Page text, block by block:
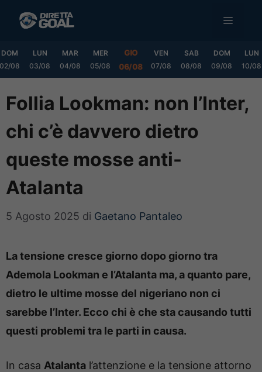
MENU
DOM
02/08
LUN
03/08
MAR
04/08
MER
05/08
GIO
06/08
VEN
07/08
SAB
08/08
DOM
09/08
LUN
10/08
Follia Lookman: non l’Inter,
chi c’è davvero dietro
queste mosse anti-
Atalanta
5 Agosto 2025 di Gaetano Pantaleo
La tensione cresce giorno dopo giorno tra
Ademola Lookman e l’Atalanta ma, a quanto pare,
dietro le ultime mosse del nigeriano non ci
sarebbe l’Inter. Ecco chi è che sta causando tutti
questi problemi tra le parti in causa.
In casa Atalanta l’attenzione e la tensione attorno